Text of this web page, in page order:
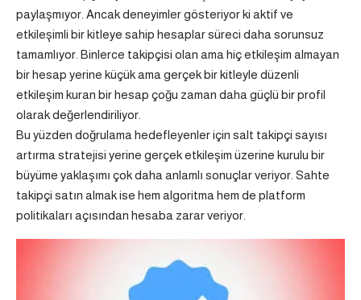
paylaşmıyor. Ancak deneyimler gösteriyor ki aktif ve
etkileşimli bir kitleye sahip hesaplar süreci daha sorunsuz
tamamlıyor. Binlerce takipçisi olan ama hiç etkileşim almayan
bir hesap yerine küçük ama gerçek bir kitleyle düzenli
etkileşim kuran bir hesap çoğu zaman daha güçlü bir profil
olarak değerlendiriliyor.
Bu yüzden doğrulama hedefleyenler için salt takipçi sayısı
artırma stratejisi yerine gerçek etkileşim üzerine kurulu bir
büyüme yaklaşımı çok daha anlamlı sonuçlar veriyor. Sahte
takipçi satın almak ise hem algoritma hem de platform
politikaları açısından hesaba zarar veriyor.